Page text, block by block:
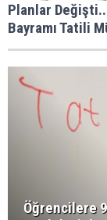
Planlar Değişti..
Bayramı Tatili
Öğrencilere 9